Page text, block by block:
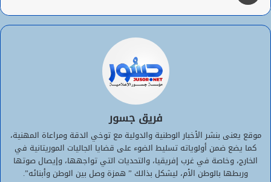
فريق جسور
موقع يعنى بنشر الأخبار الوطنية والدولية مع توخي الدقة ومراعاة المهنية،
كما يضع ضمن أولوياته تسليط الضوء على قضايا الجاليات الموريتانية في
الخارج، وخاصة في غرب إفريقيا، والتحديات التي تواجهها، وإيصال صوتها
وربطها بالوطن الأم، ليشكل بذالك ” همزة وصل بين الوطن وأبنائه”.